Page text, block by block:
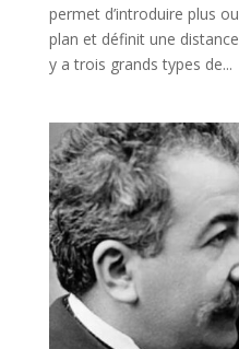
permet d’introduire plus
plan et définit une
y a trois grands types de...